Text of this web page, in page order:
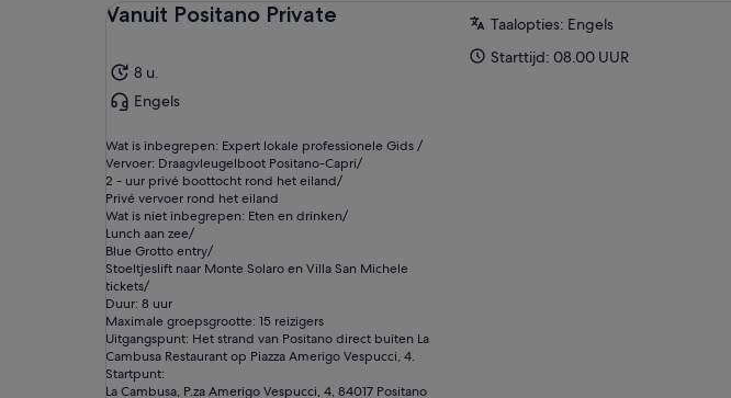
Vanuit Positano Private
8 u.
Engels
Wat is inbegrepen: Expert lokale professionele Gids /
Vervoer: Draagvleugelboot Positano-Capri/
2 - uur privé boottocht rond het eiland/
Privé vervoer rond het eiland
Wat is niet inbegrepen: Eten en drinken/
Lunch aan zee/
Blue Grotto entry/
Stoeltjeslift naar Monte Solaro en Villa San Michele
tickets/
Duur: 8 uur
Maximale groepsgrootte: 15 reizigers
Uitgangspunt: Het strand van Positano direct buiten La
Cambusa Restaurant op Piazza Amerigo Vespucci, 4.
Startpunt:
La Cambusa, P.za Amerigo Vespucci, 4, 84017 Positano
Taalopties: Engels
Starttijd: 08.00 UUR